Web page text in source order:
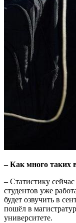
–Как много таких
– Статистику
студентов уже
будет озвучить в
пошёл в
университете.